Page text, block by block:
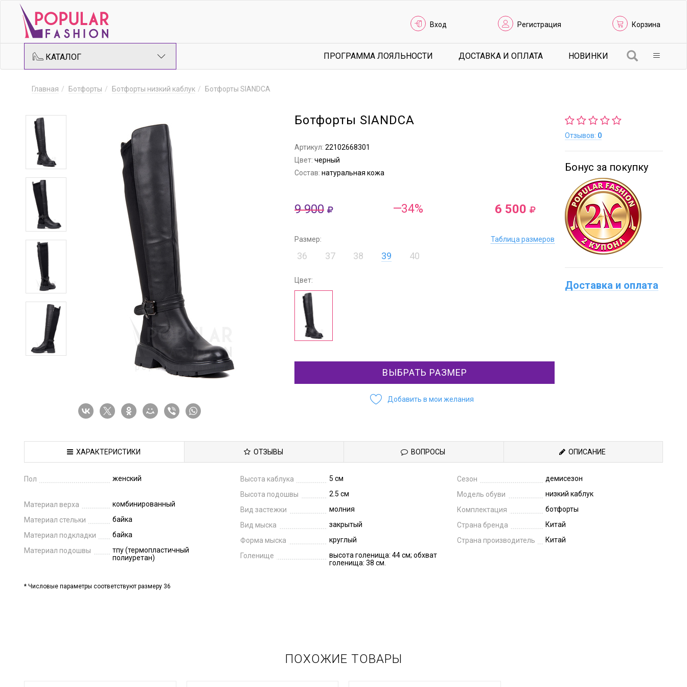
Вход Регистрация Корзина
КАТАЛОГ ПРОГРАММА ЛОЯЛЬНОСТИ ДОСТАВКА И ОПЛАТА НОВИНКИ
Главная Ботфорты Ботфорты низкий каблук Ботфорты SIANDCA
Ботфорты SIANDCA
Артикул:22102668301
Цвет:черный
Состав:натуральная кожа
9 900 —34% 6 500
Размер: Таблица размеров
36 37 38 39 40
Цвет:
ВЫБРАТЬ РАЗМЕР
Добавить в мои желания
Отзывов: 0
Бонус за покупку
Доставка и оплата
ХАРАКТЕРИСТИКИ ОТЗЫВЫ ВОПРОСЫ ОПИСАНИЕ
Пол женский
Материал верха
комбинированный
Материал стельки
байка
Материал подкладки
байка
Материал подошвы
тпу (термопластичный
полиуретан)
Высота каблука
5 см
Высота подошвы
2.5 см
Вид застежки
молния
Вид мыска
закрытый
Форма мыска
круглый
Голенище
высота голенища: 44 см; обхват
голенища: 38 см.
Сезон
демисезон
Модель обуви
низкий каблук
Комплектация
ботфорты
Страна бренда
Китай
Страна производитель
Китай
* Числовые параметры соответствуют размеру 36
ПОХОЖИЕ ТОВАРЫ